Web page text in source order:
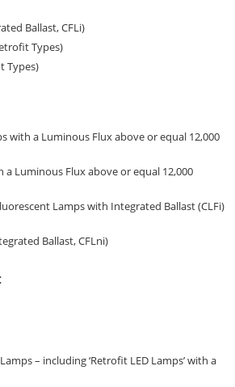
Ballast, CFLi)
Types)
Types)
with a Luminous Flux above or equal 12,000
a Luminous Flux above or equal 12,000
Lamps with Integrated Ballast (CLFi)
Ballast, CFLni)
– including ‘Retrofit LED Lamps’ with a